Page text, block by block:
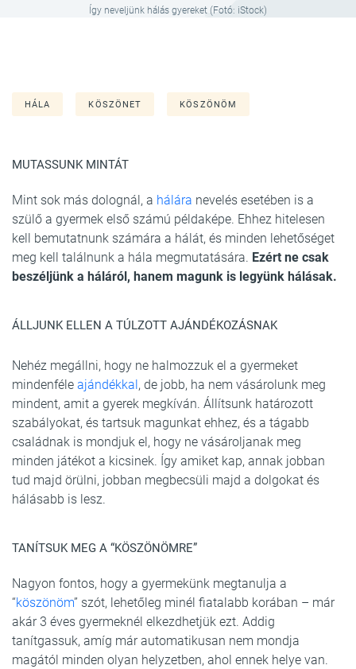
Így neveljünk hálás gyereket (Fotó: iStock)
HÁLA KÖSZÖNET KÖSZÖNÖM
MUTASSUNK MINTÁT
Mint sok más dolognál, a hálára nevelés esetében is a
szülő a gyermek első számú példaképe. Ehhez hitelesen
kell bemutatnunk számára a hálát, és minden lehetőséget
meg kell találnunk a hála megmutatására. Ezért ne csak
beszéljünk a háláról, hanem magunk is legyünk hálásak.
ÁLLJUNK ELLEN A TÚLZOTT AJÁNDÉKOZÁSNAK
Nehéz megállni, hogy ne halmozzuk el a gyermeket
mindenféle ajándékkal, de jobb, ha nem vásárolunk meg
mindent, amit a gyerek megkíván. Állítsunk határozott
szabályokat, és tartsuk magunkat ehhez, és a tágabb
családnak is mondjuk el, hogy ne vásároljanak meg
minden játékot a kicsinek. Így amiket kap, annak jobban
tud majd örülni, jobban megbecsüli majd a dolgokat és
hálásabb is lesz.
TANÍTSUK MEG A “KÖSZÖNÖMRE”
Nagyon fontos, hogy a gyermekünk megtanulja a
“köszönöm” szót, lehetőleg minél fiatalabb korában – már
akár 3 éves gyermeknél elkezdhetjük ezt. Addig
tanítgassuk, amíg már automatikusan nem mondja
magától minden olyan helyzetben, ahol ennek helye van.